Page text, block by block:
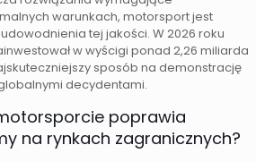
warunkach, motorsport jest
tej jakości. W 2026 roku
w wyścigi ponad 2,26 miliarda
sposób na demonstrację
decydentami.
poprawia
na rynkach zagranicznych?